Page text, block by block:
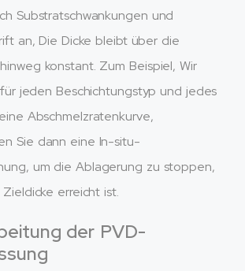
Substratschwankungen und
an, Die Dicke bleibt über die
konstant. Zum Beispiel, Wir
jeden Beschichtungstyp und jedes
Abschmelzratenkurve,
Sie dann eine In-situ-
um die Ablagerung zu stoppen,
erreicht ist.
der PVD-